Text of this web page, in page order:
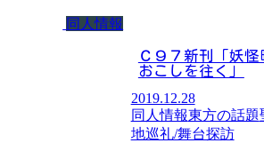
同人情報
Ｃ９７新刊「妖怪
おこしを往く」
2019.12.28
同人情報東方の話題
地巡礼/舞台探訪